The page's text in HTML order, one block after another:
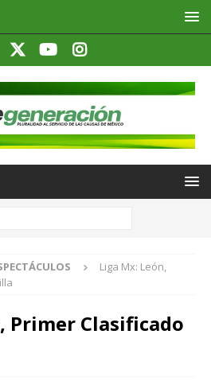
Liga Mx: León,
Primer Clasificado